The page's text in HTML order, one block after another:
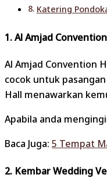
Katering
1. Al Amjad
Al Amjad Convention
cocok untuk
Hall menawarkan
Apabila anda
Baca Juga: 5 Tempat
2. Kembar Wedding